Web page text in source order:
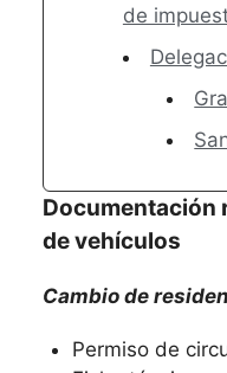
de
Documentación
de vehículos
Cambio de
Permiso de